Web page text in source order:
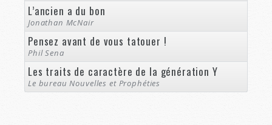
L’ancien a du bon
Jonathan McNair
Pensez avant de vous tatouer !
Phil Sena
Les traits de caractère de la génération Y
Le bureau Nouvelles et Prophéties